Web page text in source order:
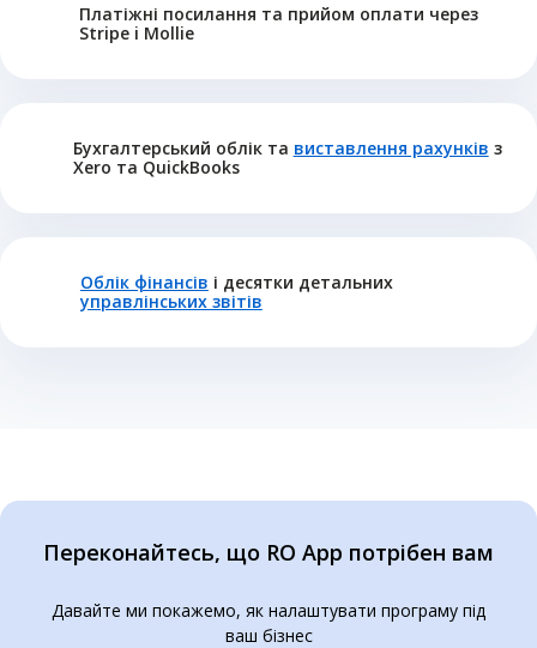
Платіжні посилання та прийом оплати через
Stripe i Mollie
Бухгалтерський облік та виставлення рахунків з
Xero та QuickBooks
Облік фінансів і десятки детальних
управлінських звітів
Переконайтесь, що RO App потрібен вам
Давайте ми покажемо, як налаштувати програму під
ваш бізнес